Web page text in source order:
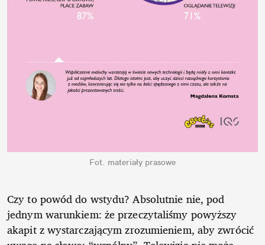
Fot. materiały prasowe
Czy to powód do wstydu? Absolutnie nie, pod
jednym warunkiem: że przeczytaliśmy powyższy
akapit z wystarczającym zrozumieniem, aby zwrócić